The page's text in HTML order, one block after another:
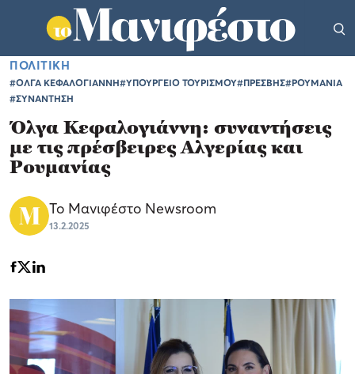
ΠΟΛΙΤΙΚΗ
#ΟΛΓΑ ΚΕΦΑΛΟΓΙΑΝΝΗ#ΥΠΟΥΡΓΕΙΟ ΤΟΥΡΙΣΜΟΥ#ΠΡΕΣΒΗΣ#ΡΟΥΜΑΝΙΑ
#ΣΥΝΑΝΤΗΣΗ
Όλγα Κεφαλογιάννη: συναντήσεις
με τις πρέσβειρες Αλγερίας και
Ρουμανίας
Το Μανιφέστο Newsroom
13.2.2025